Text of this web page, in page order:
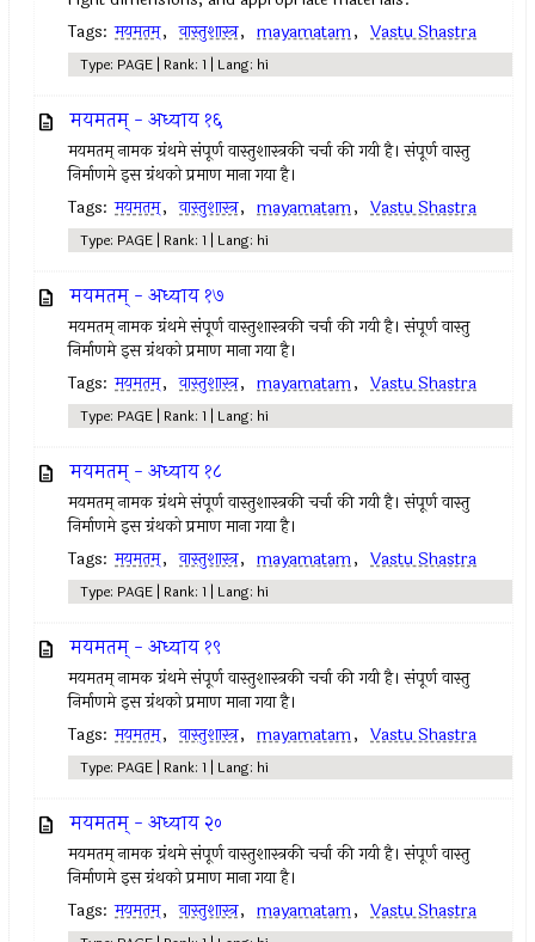
Tags: मयमतम्‌, वास्तुशास्त्र, mayamatam, Vastu Shastra
Type: PAGE | Rank: 1 | Lang: hi
मयमतम् - अध्याय १६
मयमतम्‌ नामक ग्रंथमे संपूर्ण वास्तुशास्त्रकी चर्चा की गयी है। संपूर्ण वास्तु
निर्माणमे इस ग्रंथको प्रमाण माना गया है।
Tags: मयमतम्‌, वास्तुशास्त्र, mayamatam, Vastu Shastra
Type: PAGE | Rank: 1 | Lang: hi
मयमतम् - अध्याय १७
मयमतम्‌ नामक ग्रंथमे संपूर्ण वास्तुशास्त्रकी चर्चा की गयी है। संपूर्ण वास्तु
निर्माणमे इस ग्रंथको प्रमाण माना गया है।
Tags: मयमतम्‌, वास्तुशास्त्र, mayamatam, Vastu Shastra
Type: PAGE | Rank: 1 | Lang: hi
मयमतम् - अध्याय १८
मयमतम्‌ नामक ग्रंथमे संपूर्ण वास्तुशास्त्रकी चर्चा की गयी है। संपूर्ण वास्तु
निर्माणमे इस ग्रंथको प्रमाण माना गया है।
Tags: मयमतम्‌, वास्तुशास्त्र, mayamatam, Vastu Shastra
Type: PAGE | Rank: 1 | Lang: hi
मयमतम् - अध्याय १९
मयमतम्‌ नामक ग्रंथमे संपूर्ण वास्तुशास्त्रकी चर्चा की गयी है। संपूर्ण वास्तु
निर्माणमे इस ग्रंथको प्रमाण माना गया है।
Tags: मयमतम्‌, वास्तुशास्त्र, mayamatam, Vastu Shastra
Type: PAGE | Rank: 1 | Lang: hi
मयमतम् - अध्याय २०
मयमतम्‌ नामक ग्रंथमे संपूर्ण वास्तुशास्त्रकी चर्चा की गयी है। संपूर्ण वास्तु
निर्माणमे इस ग्रंथको प्रमाण माना गया है।
Tags: मयमतम्‌, वास्तुशास्त्र, mayamatam, Vastu Shastra